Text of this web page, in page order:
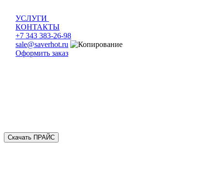
УСЛУГИ
КОНТАКТЫ
+7 343 383-26-98
sale@saverhot.ru
Оформить заказ
Скачать ПРАЙС